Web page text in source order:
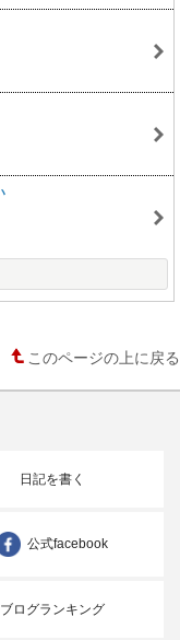
このページの上に戻る
日記を書く
公式facebook
ブログランキング